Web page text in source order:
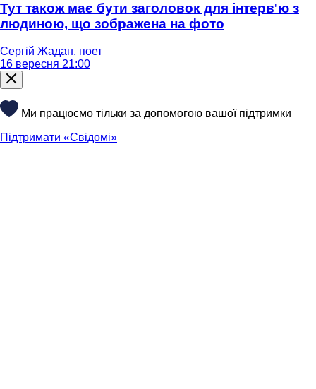
Тут також має бути заголовок для інтерв'ю з
людиною, що зображена на фото
Сергій Жадан, поет
16 вересня 21:00
Ми працюємо тільки за допомогою вашої підтримки
Підтримати «Свідомі»